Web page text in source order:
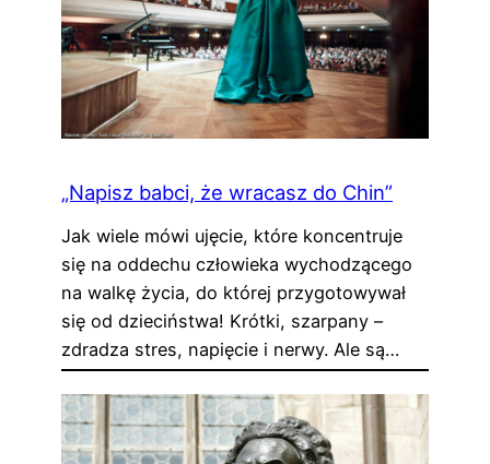
„Napisz babci, że wracasz do Chin”
Jak wiele mówi ujęcie, które koncentruje
się na oddechu człowieka wychodzącego
na walkę życia, do której przygotowywał
się od dzieciństwa! Krótki, szarpany –
zdradza stres, napięcie i nerwy. Ale są…